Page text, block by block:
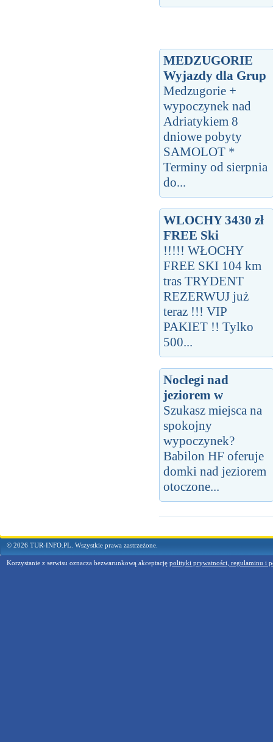
MEDZUGORIE
Wyjazdy dla Grup
Medzugorie +
wypoczynek nad
Adriatykiem 8
dniowe pobyty
SAMOLOT *
Terminy od sierpnia
do...
WLOCHY 3430 zł
FREE Ski
!!!!! WŁOCHY
FREE SKI 104 km
tras TRYDENT
REZERWUJ już
teraz !!! VIP
PAKIET !! Tylko
500...
Noclegi nad
jeziorem w
Szukasz miejsca na
spokojny
wypoczynek?
Babilon HF oferuje
domki nad jeziorem
otoczone...
© 2026 TUR-INFO.PL. Wszystkie prawa zastrzeżone.
Korzystanie z serwisu oznacza bezwarunkową akceptację polityki prywatności, regulaminu i